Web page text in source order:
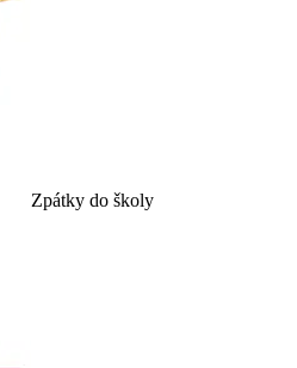
Zpátky do školy